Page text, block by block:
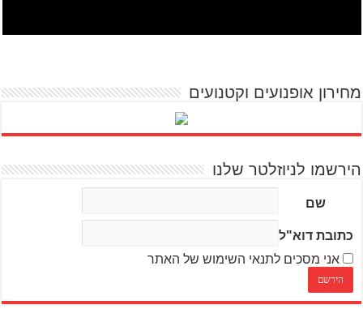
מחירון אופנועים וקטנועים
הירשמו לניוזלטר שלנו
שם
כתובת דוא"ל
אני מסכים לתנאי השימוש של האתר